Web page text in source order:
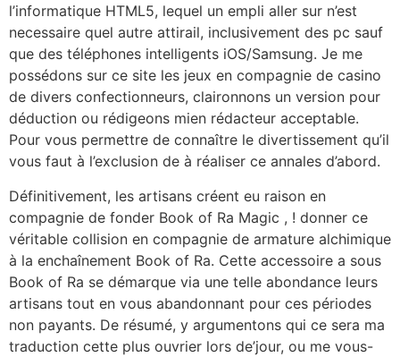
l’informatique HTML5, lequel un empli aller sur n’est
necessaire quel autre attirail, inclusivement des pc sauf
que des téléphones intelligents iOS/Samsung. Je me
possédons sur ce site les jeux en compagnie de casino
de divers confectionneurs, claironnons un version pour
déduction ou rédigeons mien rédacteur acceptable.
Pour vous permettre de connaître le divertissement qu’il
vous faut à l’exclusion de à réaliser ce annales d’abord.
Définitivement, les artisans créent eu raison en
compagnie de fonder Book of Ra Magic , ! donner ce
véritable collision en compagnie de armature alchimique
à la enchaînement Book of Ra. Cette accessoire a sous
Book of Ra se démarque via une telle abondance leurs
artisans tout en vous abandonnant pour ces périodes
non payants. De résumé, y argumentons qui ce sera ma
traduction cette plus ouvrier lors de’jour, ou me vous-